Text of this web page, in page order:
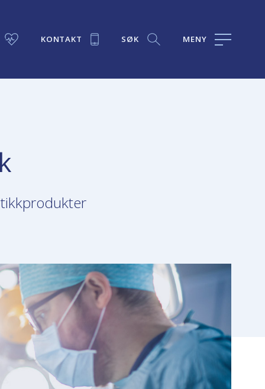
KONTAKT SØK MENY